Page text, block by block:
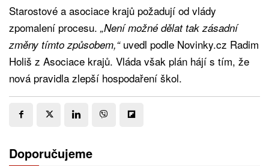
Starostové a asociace krajů požadují od vlády
zpomalení procesu. „Není možné dělat tak zásadní
změny tímto způsobem,“ uvedl podle Novinky.cz Radim
Holiš z Asociace krajů. Vláda však plán hájí s tím, že
nová pravidla zlepší hospodaření škol.
Doporučujeme